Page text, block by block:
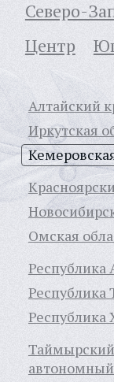
Северо-
Центр
Алтайский
Иркутская
Омская
Республика
Республика
Республика
автономный